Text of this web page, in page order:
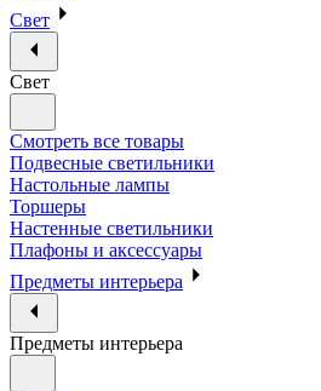
Свет
Свет
Смотреть все товары
Подвесные светильники
Настольные лампы
Торшеры
Настенные светильники
Плафоны и аксессуары
Предметы интерьера
Предметы интерьера